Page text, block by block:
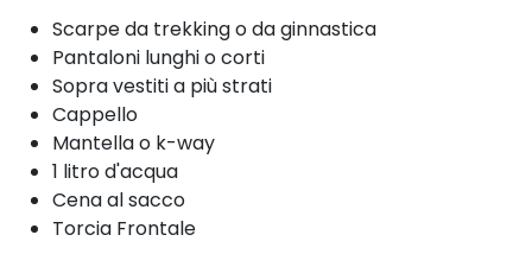
Scarpe da trekking o da ginnastica
Pantaloni lunghi o corti
Sopra vestiti a più strati
Cappello
Mantella o k-way
1 litro d'acqua
Cena al sacco
Torcia Frontale